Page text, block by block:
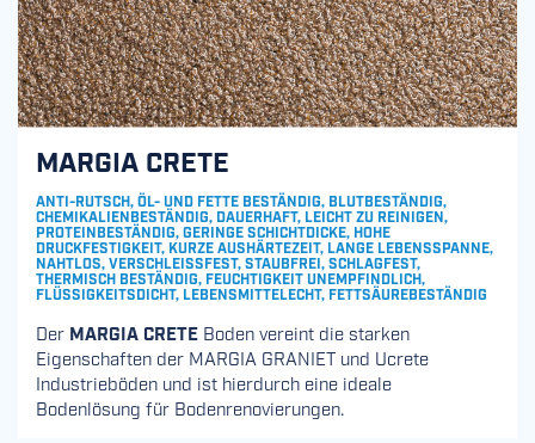
MARGIA CRETE
ANTI-RUTSCH, ÖL- UND FETTE BESTÄNDIG, BLUTBESTÄNDIG,
CHEMIKALIENBESTÄNDIG, DAUERHAFT, LEICHT ZU REINIGEN,
PROTEINBESTÄNDIG, GERINGE SCHICHTDICKE, HOHE
DRUCKFESTIGKEIT, KURZE AUSHÄRTEZEIT, LANGE LEBENSSPANNE,
NAHTLOS, VERSCHLEISSFEST, STAUBFREI, SCHLAGFEST, T
HERMISCH BESTÄNDIG, FEUCHTIGKEIT UNEMPFINDLICH, F
LÜSSIGKEITSDICHT, LEBENSMITTELECHT, FETTSÄUREBESTÄNDIG
Der MARGIA CRETE Boden vereint die starken
Eigenschaften der MARGIA GRANIET und Ucrete
Industrieböden und ist hierdurch eine ideale
Bodenlösung für Bodenrenovierungen.